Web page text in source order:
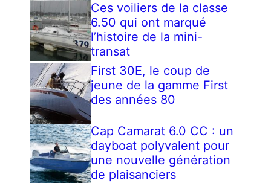
Ces voiliers de la classe
6.50 qui ont marqué
l’histoire de la mini-
transat
First 30E, le coup de
jeune de la gamme First
des années 80
Cap Camarat 6.0 CC : un
dayboat polyvalent pour
une nouvelle génération
de plaisanciers